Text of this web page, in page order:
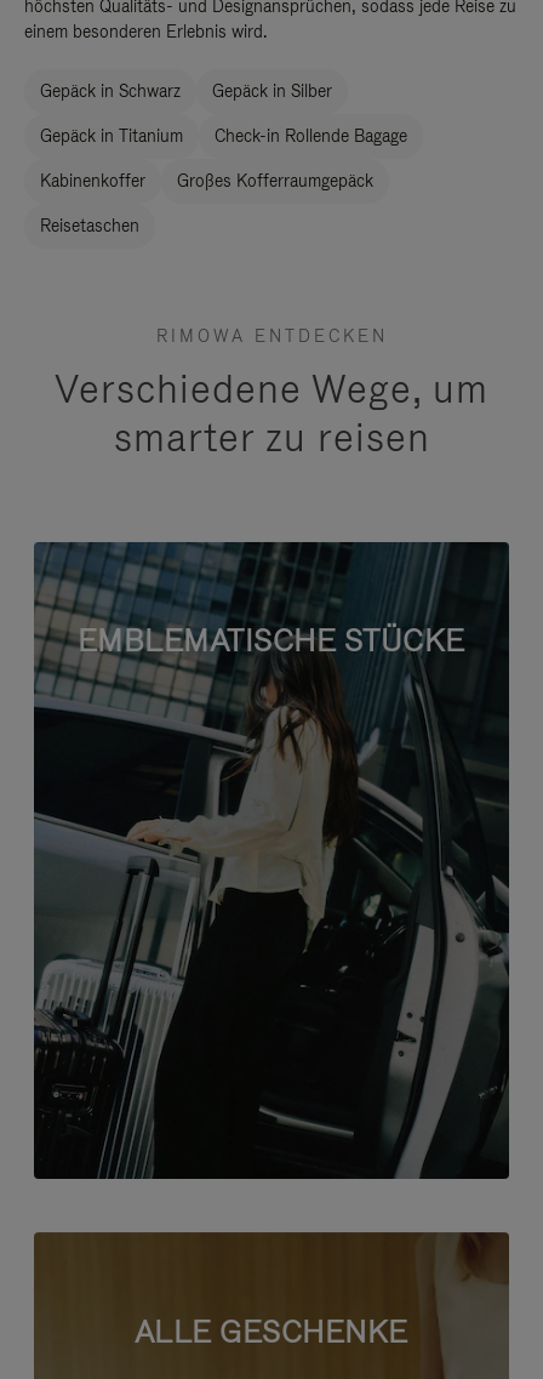
höchsten Qualitäts- und Designansprüchen, sodass jede Reise zu
einem besonderen Erlebnis wird.
Gepäck in Schwarz Gepäck in Silber
Gepäck in Titanium Check-in Rollende Bagage
Kabinenkoffer Großes Kofferraumgepäck
Reisetaschen
RIMOWA ENTDECKEN
Verschiedene Wege, um
smarter zu reisen
EMBLEMATISCHE STÜCKE
ALLE GESCHENKE